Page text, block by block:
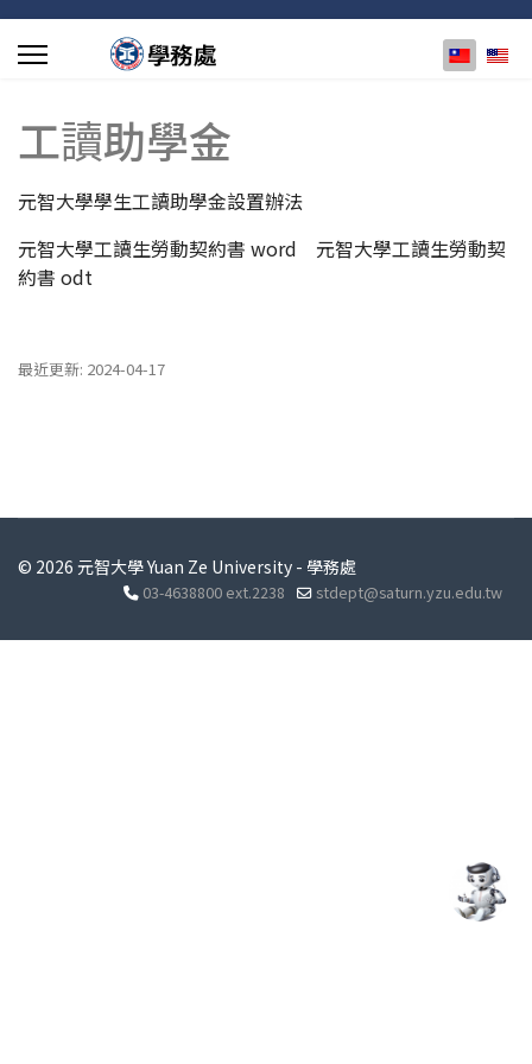
選擇你的
工讀助學金
元智大學學生工讀助學金設置辦法
元智大學工讀生勞動契約書 word 元智大學工讀生勞動契
約書 odt
最近更新: 2024-04-17
© 2026 元智大學 Yuan Ze University - 學務處
03-4638800 ext.2238 stdept@saturn.yzu.edu.tw